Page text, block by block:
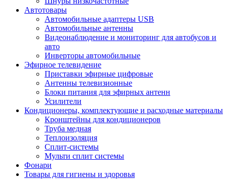
Автотовары
Автомобильные адаптеры USB
Автомобильные антенны
Видеонаблюдение и мониторинг для автобусов и
авто
Инверторы автомобильные
Эфирное телевидение
Приставки эфирные цифровые
Антенны телевизионные
Блоки питания для эфирных антенн
Усилители
Кондиционеры, комплектующие и расходные материалы
Кронштейны для кондиционеров
Труба медная
Теплоизоляция
Сплит-системы
Мульти сплит системы
Фонари
Товары для гигиены и здоровья